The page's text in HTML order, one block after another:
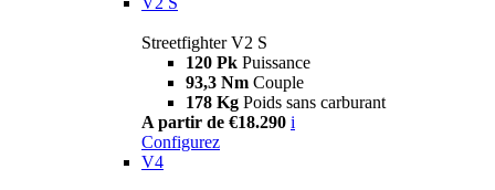
Streetfighter V2 S
120 Pk Puissance
93,3 Nm Couple
178 Kg Poids sans carburant
A partir de €18.290 i
Configurez
V4